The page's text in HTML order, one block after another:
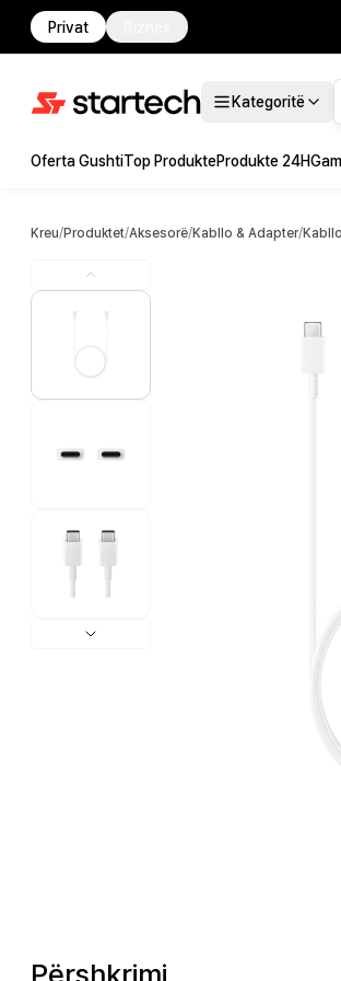
Privat
Kategoritë
Oferta GushtiTop ProdukteProdukte 24H
Kreu/Produktet/Aksesorë/Kabllo & Adapter/
Përshkrimi